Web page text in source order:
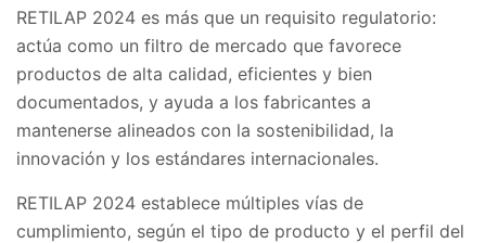
RETILAP 2024 es más que un requisito regulatorio:
actúa como un filtro de mercado que favorece
productos de alta calidad, eficientes y bien
documentados, y ayuda a los fabricantes a
mantenerse alineados con la sostenibilidad, la
innovación y los estándares internacionales.
RETILAP 2024 establece múltiples vías de
cumplimiento, según el tipo de producto y el perfil del